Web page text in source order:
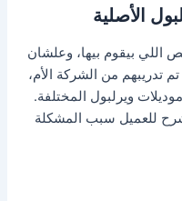
الأصلية
بيقوم بيها، وعلشان
تدريبهم من الشركة الأم،
ويرلبول المختلفة.
للعميل سبب المشكلة